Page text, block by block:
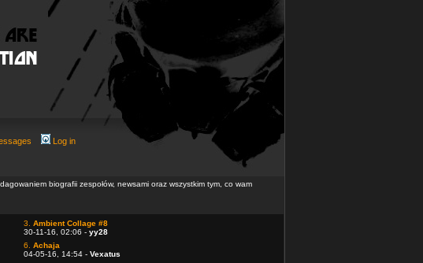
Log in
biografii zespołów, newsami oraz wszystkim tym, co wam
3. Ambient Collage #8
30-11-16, 02:06 - yy28
6. Achaja
04-05-16, 14:54 - Vexatus